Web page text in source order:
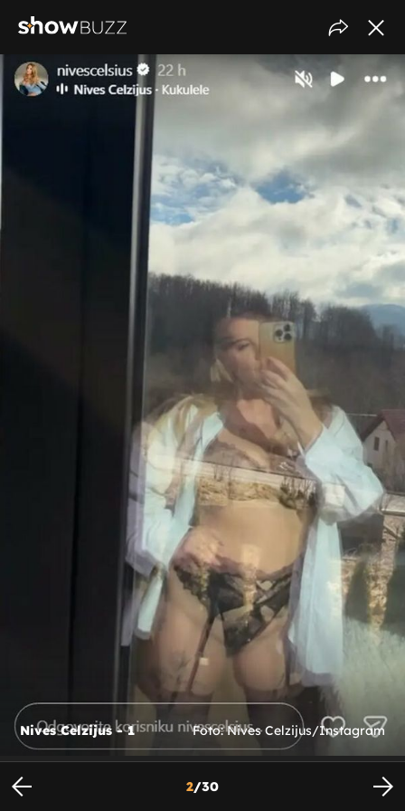
Nives Celzijus - 1 Foto: Nives Celzijus/Instagram
2/30